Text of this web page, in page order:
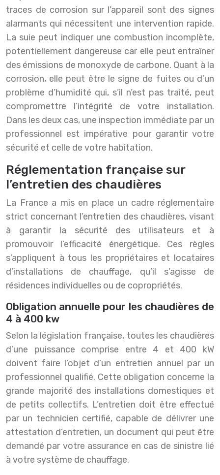
traces de corrosion sur l’appareil sont des signes
alarmants qui nécessitent une intervention rapide.
La suie peut indiquer une combustion incomplète,
potentiellement dangereuse car elle peut entraîner
des émissions de monoxyde de carbone. Quant à la
corrosion, elle peut être le signe de fuites ou d’un
problème d’humidité qui, s’il n’est pas traité, peut
compromettre l’intégrité de votre installation.
Dans les deux cas, une inspection immédiate par un
professionnel est impérative pour garantir votre
sécurité et celle de votre habitation.
Réglementation française sur
l’entretien des chaudières
La France a mis en place un cadre réglementaire
strict concernant l’entretien des chaudières, visant
à garantir la sécurité des utilisateurs et à
promouvoir l’efficacité énergétique. Ces règles
s’appliquent à tous les propriétaires et locataires
d’installations de chauffage, qu’il s’agisse de
résidences individuelles ou de copropriétés.
Obligation annuelle pour les chaudières de
4 à 400 kw
Selon la législation française, toutes les chaudières
d’une puissance comprise entre 4 et 400 kW
doivent faire l’objet d’un entretien annuel par un
professionnel qualifié. Cette obligation concerne la
grande majorité des installations domestiques et
de petits collectifs. L’entretien doit être effectué
par un technicien certifié, capable de délivrer une
attestation d’entretien, un document qui peut être
demandé par votre assurance en cas de sinistre lié
à votre système de chauffage.